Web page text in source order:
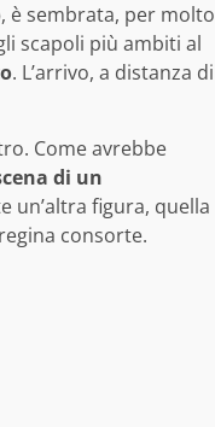
, è sembrata, per molto
scapoli più ambiti al
. L’arrivo, a distanza di
Come avrebbe
di un
un’altra figura, quella
consorte.